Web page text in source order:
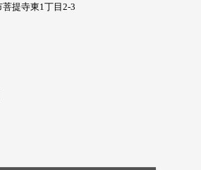
提寺東1丁目2-3